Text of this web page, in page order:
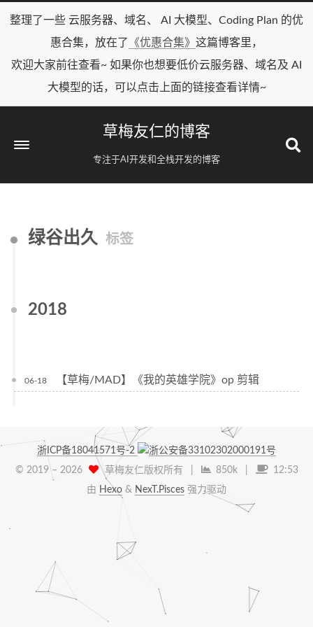
整理了一些 云服务器、域名、 AI 大模型、Coding Plan 的优
惠合集，放在了
《优惠合集》 这篇博客里，
欢迎大家前往查看~ 如果你也想要低价云服务器、域名及 AI
大模型的话，可以点击上面的链接查看详情~
草梅友仁的博客
专注于AI开发和全栈开发的博客
绿谷出久 标签
2018
06-18 【草梅/MAD】《我的英雄学院》op 剪辑
浙ICP备18041571号-2
浙公安备33102302000191号
© 2019 – 2026 草梅友仁版权所有 850k
12:53
由 Hexo & NexT.Pisces 强力驱动